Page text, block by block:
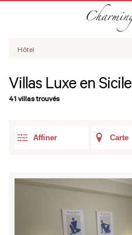
Hôtel
Villas Luxe en Sicile
41 villas trouvés
Affiner Carte